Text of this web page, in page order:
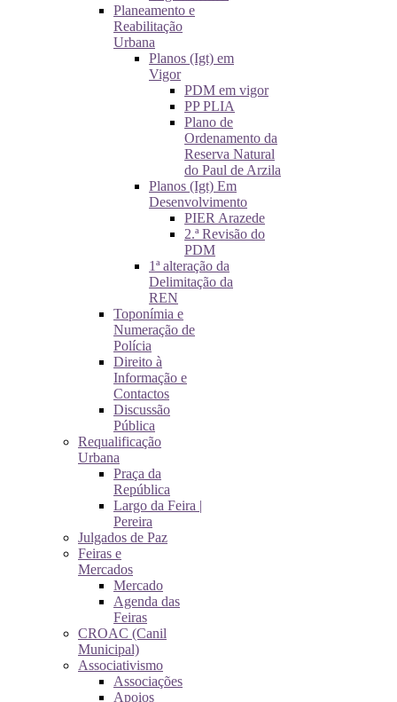
Planeamento e
Reabilitação
Urbana
Planos (Igt) em
Vigor
PDM em vigor
PP PLIA
Plano de
Ordenamento da
Reserva Natural
do Paul de Arzila
Planos (Igt) Em
Desenvolvimento
PIER Arazede
2.ª Revisão do
PDM
1ª alteração da
Delimitação da
REN
Toponímia e
Numeração de
Polícia
Direito à
Informação e
Contactos
Discussão
Pública
Requalificação
Urbana
Praça da
República
Largo da Feira |
Pereira
Julgados de Paz
Feiras e
Mercados
Mercado
Agenda das
Feiras
CROAC (Canil
Municipal)
Associativismo
Associações
Apoios